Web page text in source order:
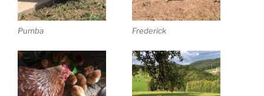
Pumba Frederick